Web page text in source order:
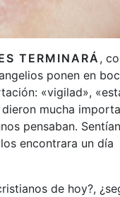
TERMINARÁ ,
ponen en
«vigilad»,
mucha
pensaban.
encontrara un día
de hoy?,